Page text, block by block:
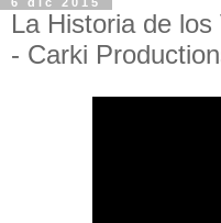
La Historia de
- Carki